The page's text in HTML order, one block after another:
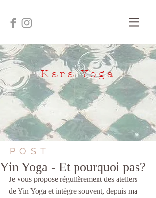
Kara Yoga
POST
Yin Yoga - Et pourquoi pas?
Je vous propose régulièrement des ateliers
de Yin Yoga et intègre souvent, depuis ma